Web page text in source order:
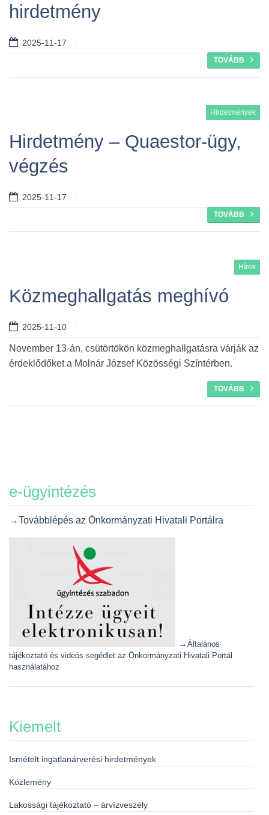
hirdetmény
2025-11-17
TOVÁBB
Hirdetmények
Hirdetmény – Quaestor-ügy,
végzés
2025-11-17
TOVÁBB
Hírek
Közmeghallgatás meghívó
2025-11-10
November 13-án, csütörtökön közmeghallgatásra várják az
érdeklődőket a Molnár József Közösségi Színtérben.
TOVÁBB
e-ügyintézés
→Továbblépés az Önkormányzati Hivatali Portálra
→ Általános
tájékoztató és videós segédlet az Önkormányzati Hivatali Portál
használatához
Kiemelt
Ismételt ingatlanárverési hirdetmények
Közlemény
Lakossági tájékoztató – árvízveszély